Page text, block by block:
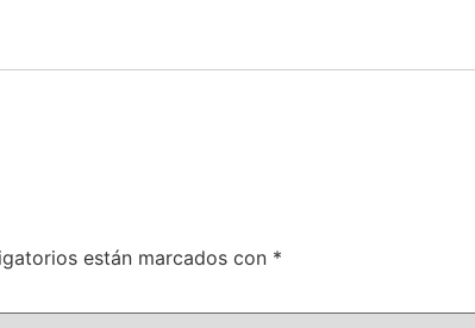
están marcados con *